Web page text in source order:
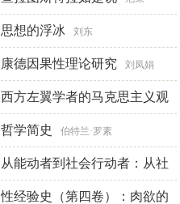
思想的浮冰 刘东
康德因果性理论研究 刘凤娟
西方左翼学者的马克思主义观
（马克思主义研究论库·第二
辑） 黄继锋
哲学简史 伯特兰·罗素
从能动者到社会行动者：从社
会个体生成论看当代心灵哲学
性经验史（第四卷）：肉欲的